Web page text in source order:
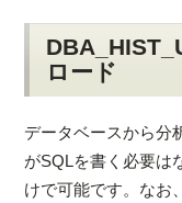
ロード
データベースから分
がSQLを書く必要は
けで可能です。なお